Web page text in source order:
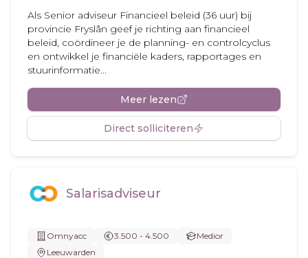
Als Senior adviseur Financieel beleid (36 uur) bij
provincie Fryslân geef je richting aan financieel
beleid, coördineer je de planning- en controlcyclus
en ontwikkel je financiële kaders, rapportages en
stuurinformatie...
Meer lezen
Direct solliciteren
Salarisadviseur
Omnyacc 3.500 - 4.500
Medior
Leeuwarden